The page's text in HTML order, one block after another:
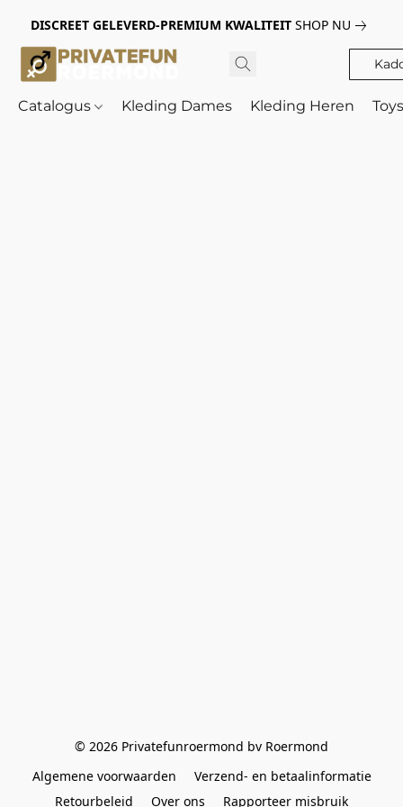
DISCREET GELEVERD-PREMIUM KWALITEIT SHOP NU
Catalogus Kleding Dames Kleding Heren
© 2026 Privatefunroermond bv Roermond
Algemene voorwaarden
Verzend- en betaalinformatie
Retourbeleid
Over ons Rapporteer misbruik